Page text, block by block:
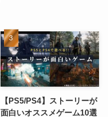
【PS5/PS4】ストーリーが
面白いオススメゲーム10選